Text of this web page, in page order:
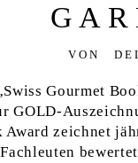
VON
Gourmet
GOLD-
Award zeichnet